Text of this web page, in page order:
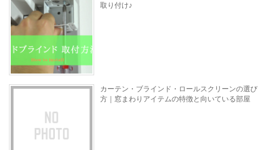
取り付け♪
カーテン・ブラインド・ロールスクリーンの選び
方｜窓まわりアイテムの特徴と向いている部屋